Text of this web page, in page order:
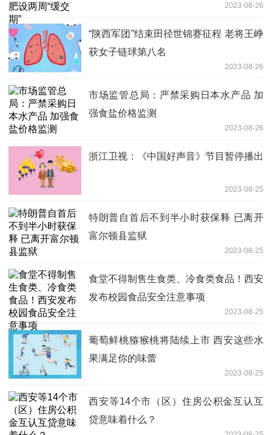
2023-08-26
“陕西军团”结束田径世锦赛征程 老将王峥
获女子链球第八名
2023-08-26
市场监管总局：严禁采购日本水产品 加
强食盐价格监测
2023-08-26
浙江卫视：《中国好声音》节目暂停播出
2023-08-25
特朗普自首后不到半小时获保释 已离开
富尔顿县监狱
2023-08-25
食堂不得制售生食类、冷食类食品！西安
发布校园食品安全注意事项
2023-08-25
葡萄鲜桃猕猴桃将陆续上市 西安这些水
果满足你的味蕾
2023-08-25
西安等14个市（区）住房公积金互认互
贷意味着什么？